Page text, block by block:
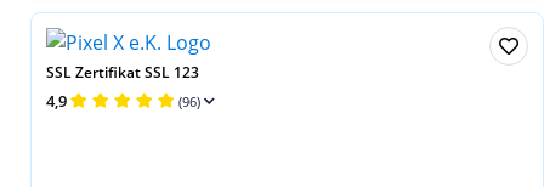
SSL Zertifikat SSL 123
4,9 (96)